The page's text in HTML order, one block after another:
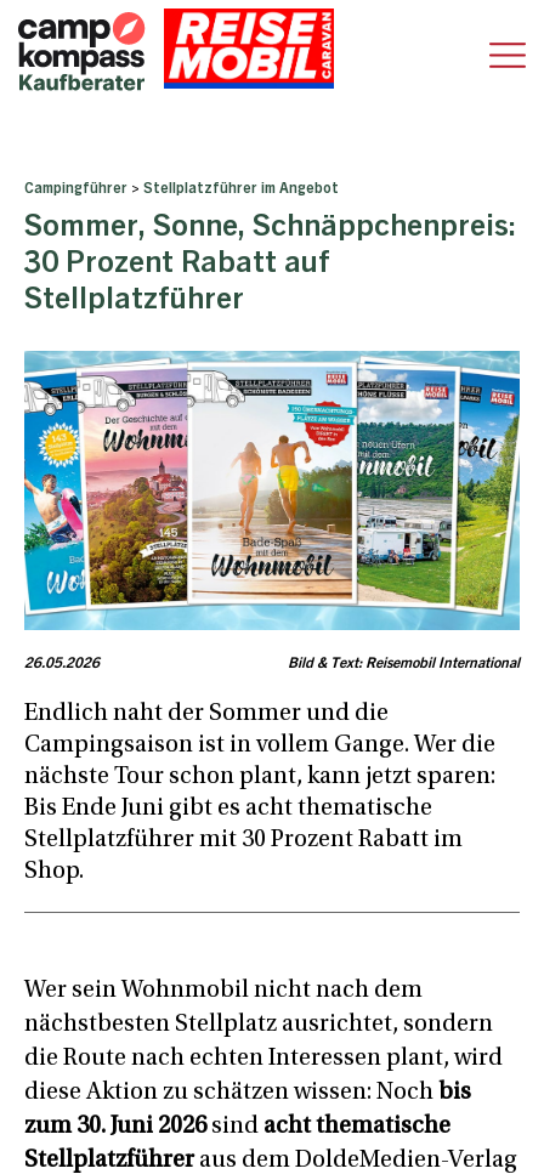
Campingführer > Stellplatzführer im Angebot
Sommer, Sonne, Schnäppchenpreis:
30 Prozent Rabatt auf
Stellplatzführer
26.05.2026 Bild & Text: Reisemobil International
Endlich naht der Sommer und die
Campingsaison ist in vollem Gange. Wer die
nächste Tour schon plant, kann jetzt sparen:
Bis Ende Juni gibt es acht thematische
Stellplatzführer mit 30 Prozent Rabatt im
Shop.
Wer sein Wohnmobil nicht nach dem
nächstbesten Stellplatz ausrichtet, sondern
die Route nach echten Interessen plant, wird
diese Aktion zu schätzen wissen: Noch bis
zum 30. Juni 2026sind acht thematische
Stellplatzführeraus dem DoldeMedien-Verlag